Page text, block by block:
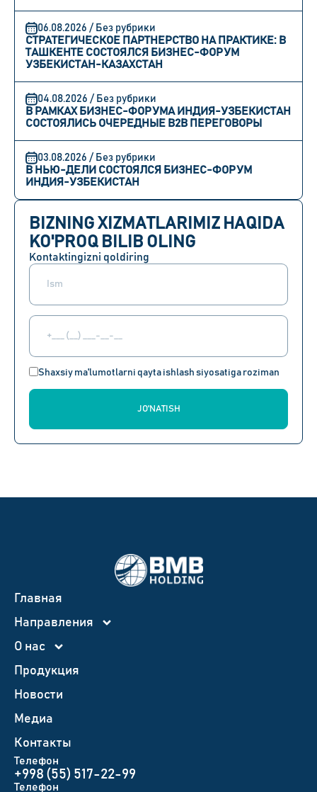
06.08.2026 / Без рубрики
СТРАТЕГИЧЕСКОЕ ПАРТНЕРСТВО НА ПРАКТИКЕ: В
ТАШКЕНТЕ СОСТОЯЛСЯ БИЗНЕС-ФОРУМ
УЗБЕКИСТАН-КАЗАХСТАН
04.08.2026 / Без рубрики
В РАМКАХ БИЗНЕС-ФОРУМА ИНДИЯ-УЗБЕКИСТАН
СОСТОЯЛИСЬ ОЧЕРЕДНЫЕ B2B ПЕРЕГОВОРЫ
03.08.2026 / Без рубрики
В НЬЮ-ДЕЛИ СОСТОЯЛСЯ БИЗНЕС-ФОРУМ
ИНДИЯ-УЗБЕКИСТАН
BIZNING XIZMATLARIMIZ HAQIDA
KO'PROQ BILIB OLING
Kontaktingizni qoldiring
Shaxsiy ma'lumotlarni qayta ishlash siyosatiga roziman
JO'NATISH
Главная
Направления
О нас
Продукция
Новости
Медиа
Контакты
Телефон
+998 (55) 517-22-99
Телефон